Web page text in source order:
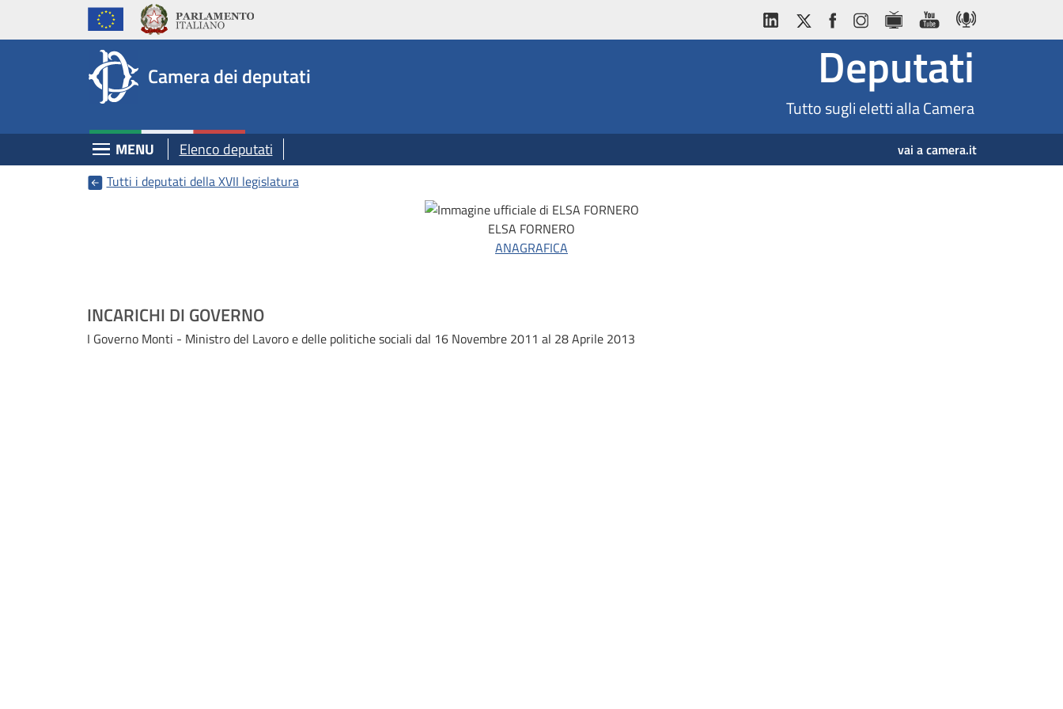
Deputati, Camera dei Deputati -
Salta al contenuto principale
Salta al menu di navigazione
Camera dei deputati Deputati
Tutto sugli eletti alla Camera
MENU
EspandiElenco deputati
vai a camera.it
Tutti i deputati della XVII legislatura
ELSA FORNERO
ANAGRAFICA
INCARICHI DI GOVERNO
I Governo Monti - Ministro del Lavoro e delle politiche sociali dal 16 Novembre 2011 al 28 Aprile 2013
Navigazione pagine di servizio
Salta al contenuto principale
Salta al menu di navigazione
Vai a inizio pagina